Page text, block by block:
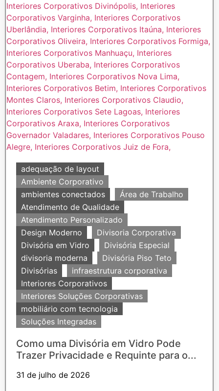
adequação de layout
Ambiente Corporativo
ambientes conectados
Área de Trabalho
Atendimento de Qualidade
Atendimento Personalizado
Design Moderno
Divisoria Corporativa
Divisória em Vidro
Divisória Especial
divisoria moderna
Divisória Piso Teto
Divisórias
infraestrutura corporativa
Interiores Corporativos
Interiores Soluções Corporativas
mobiliário com tecnologia
Soluções Integradas
Como uma Divisória em Vidro Pode
Trazer Privacidade e Requinte para o...
31 de julho de 2026